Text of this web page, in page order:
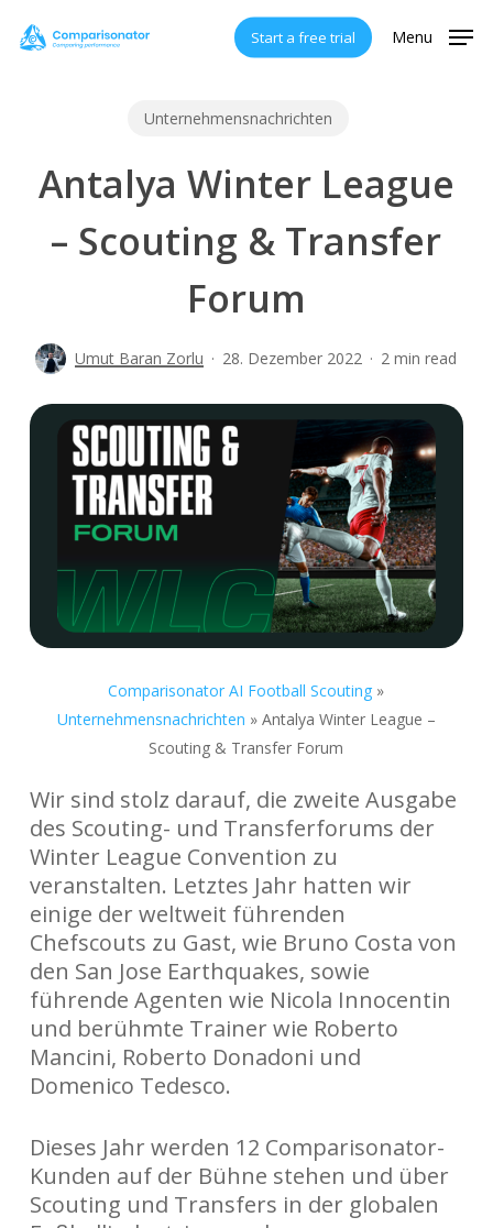
Start a free trial Menu
Unternehmensnachrichten
Antalya Winter League
– Scouting & Transfer
Forum
Umut Baran Zorlu 28. Dezember 2022 2 min read
Comparisonator AI Football Scouting »
Unternehmensnachrichten » Antalya Winter League –
Scouting & Transfer Forum
Wir sind stolz darauf, die zweite Ausgabe
des Scouting- und Transferforums der
Winter League Convention zu
veranstalten. Letztes Jahr hatten wir
einige der weltweit führenden
Chefscouts zu Gast, wie Bruno Costa von
den San Jose Earthquakes, sowie
führende Agenten wie Nicola Innocentin
und berühmte Trainer wie Roberto
Mancini, Roberto Donadoni und
Domenico Tedesco.
Dieses Jahr werden 12 Comparisonator-
Kunden auf der Bühne stehen und über
Scouting und Transfers in der globalen